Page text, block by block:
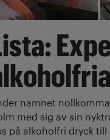
namnet
med sig av sin
på alkoholfri dryck till